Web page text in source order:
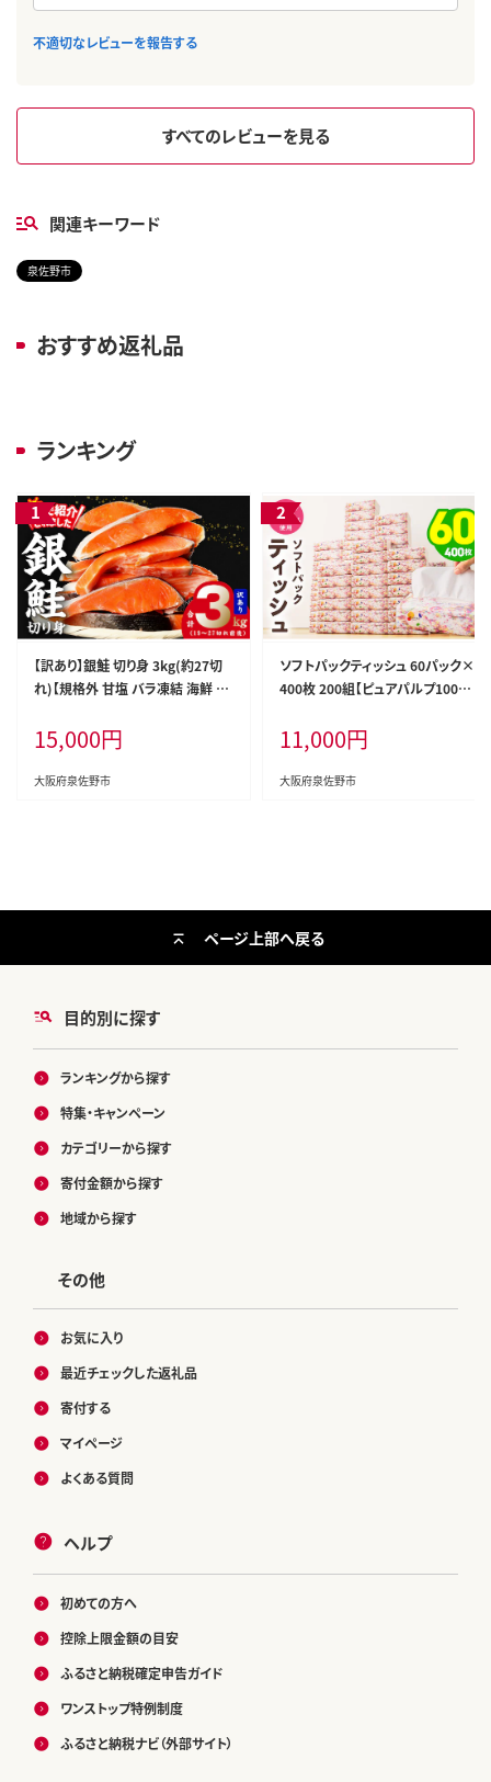
不適切なレビューを報告する
すべてのレビューを見る
関連キーワード
泉佐野市
おすすめ返礼品
ランキング
【訳あり】銀鮭 切り身 3kg(約27切
れ)【規格外 甘塩 バラ凍結 海鮮 魚
ず 簡単調理 家計応援】 G4148
15,000円
大阪府泉佐野市
ソフトパックティッシュ 60パック×
400枚 200組【ピュアパルプ100％
用品 常備品 てぃっしゅ 備蓄 防災
箱なし】 010B1754
11,000円
大阪府泉佐野市
目的別に探す
ランキングから探す
特集・キャンペーン
カテゴリーから探す
寄付金額から探す
地域から探す
その他
お気に入り
最近チェックした返礼品
寄付する
マイページ
よくある質問
ヘルプ
初めての方へ
控除上限金額の目安
ふるさと納税確定申告ガイド
ワンストップ特例制度
ふるさと納税ナビ（外部サイト）
ページ上部へ戻る